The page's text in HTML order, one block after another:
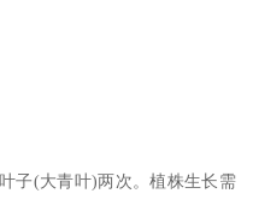
子(大青叶)两次。植株生长需